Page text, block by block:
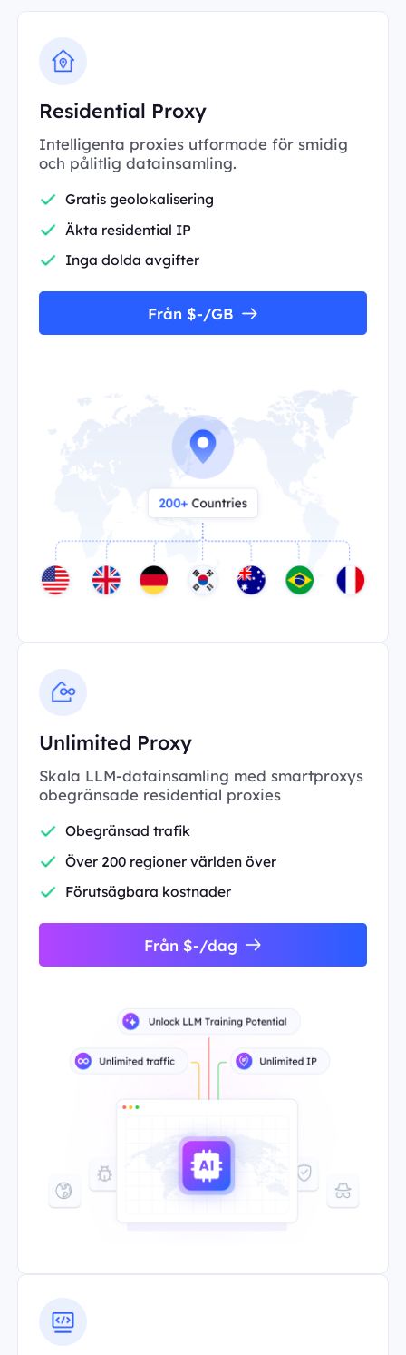
Residential Proxy
Intelligenta proxies utformade för smidig
och pålitlig datainsamling.
Gratis geolokalisering
Äkta residential IP
Inga dolda avgifter
Från $-/GB
Unlimited Proxy
Skala LLM-datainsamling med smartproxys
obegränsade residential proxies
Obegränsad trafik
Över 200 regioner världen över
Förutsägbara kostnader
Från $-/dag